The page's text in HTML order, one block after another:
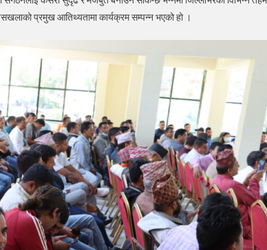
प्रमुख आतिथ्यतामा कार्यक्रम सम्पन्न भएको हो ।